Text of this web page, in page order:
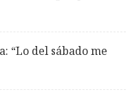
“Lo del sábado me